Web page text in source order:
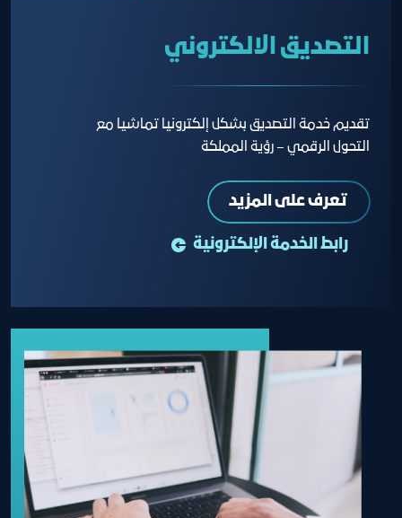
التصديق الالكتروني
تقديم خدمة التصديق بشكل إلكترونيا تماشيا مع
التحول الرقمي – رؤية المملكة
تعرف على المزيد
رابط الخدمة الإلكترونية